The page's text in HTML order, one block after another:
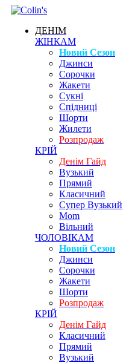
ДЕНІМ
ЖІНКАМ
Новий Сезон
Джинси
Сорочки
Жакети
Сукні
Спідниці
Шорти
Жилети
Розпродаж
КРІЙ
Денім Гайд
Вузький
Прямий
Класичний
Супер Вузький
Mom
Вільний
ЧОЛОВІКАМ
Новий Сезон
Джинси
Сорочки
Жакети
Шорти
Розпродаж
КРІЙ
Денім Гайд
Класичний
Прямий
Вузький